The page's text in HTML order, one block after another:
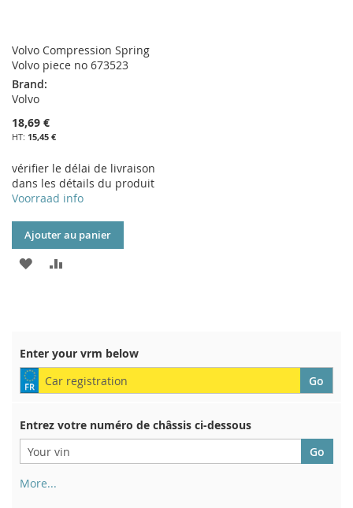
Volvo Compression Spring
Volvo piece no 673523
Brand:
Volvo
18,69 €
15,45 €
vérifier le délai de livraison
dans les détails du produit
Voorraad info
Ajouter au panier
AJOUTER
D’ENVIE
Enter your vrm below
Entrez votre numéro de châssis ci-dessous
More...